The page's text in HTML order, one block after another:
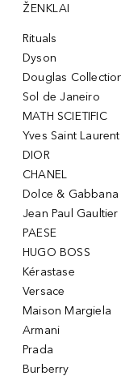
ŽENKLAI
Rituals
Dyson
Douglas
Sol de Janeiro
MATH SCIETIFIC
Yves Saint Laurent
DIOR
CHANEL
Dolce & Gabbana
Jean Paul Gaultier
PAESE
HUGO BOSS
Kérastase
Versace
Maison Margiela
Armani
Prada
Burberry